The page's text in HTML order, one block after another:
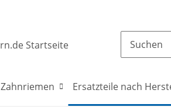
Zahnriemen Ersatzteile nach